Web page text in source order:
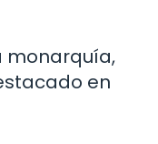
monarquía,
en